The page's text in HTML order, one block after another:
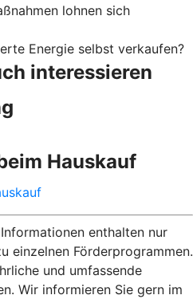
lohnen sich
Energie selbst verkaufen?
interessieren
Hauskauf
enthalten nur
einzelnen Förderprogrammen.
und umfassende
Wir informieren Sie gern im